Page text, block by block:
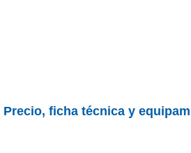
Precio, ficha técnica y